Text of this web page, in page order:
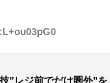
”レジ前でだけ圏外”を